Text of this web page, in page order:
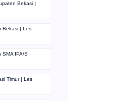
Bekasi |
Bekasi | Les
SMA IPA/S
Timur | Les